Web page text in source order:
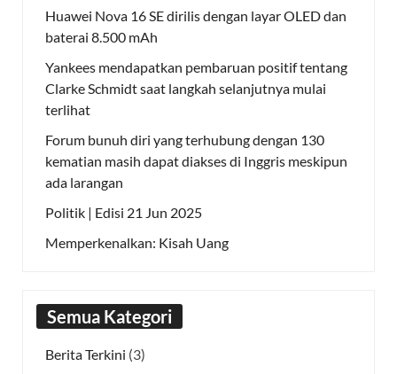
Huawei Nova 16 SE dirilis dengan layar OLED dan
baterai 8.500 mAh
Yankees mendapatkan pembaruan positif tentang
Clarke Schmidt saat langkah selanjutnya mulai
terlihat
Forum bunuh diri yang terhubung dengan 130
kematian masih dapat diakses di Inggris meskipun
ada larangan
Politik | Edisi 21 Jun 2025
Memperkenalkan: Kisah Uang
Semua Kategori
Berita Terkini (3)